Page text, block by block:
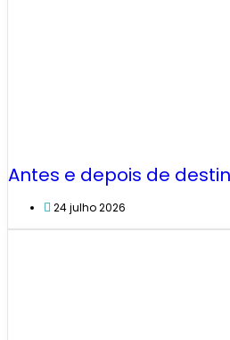
Antes e depois de
24 julho 2026